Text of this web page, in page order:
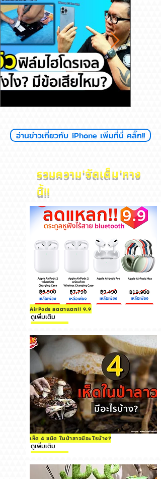
เสียไหม
ไหม?
อ่านข่าวเกี่ยวกับ iPhone เพิ่มที่นี่ คลิ๊ก!!
รวมความ'จัดเต็ม'ทาง
นี้!!
AirPods ลดตาแตก!! 9.9
ดูเพิ่มเติม
เห็ด 4 ชนิด ในป่าลาวมีอะไรบ้าง?
ดูเพิ่มเติม